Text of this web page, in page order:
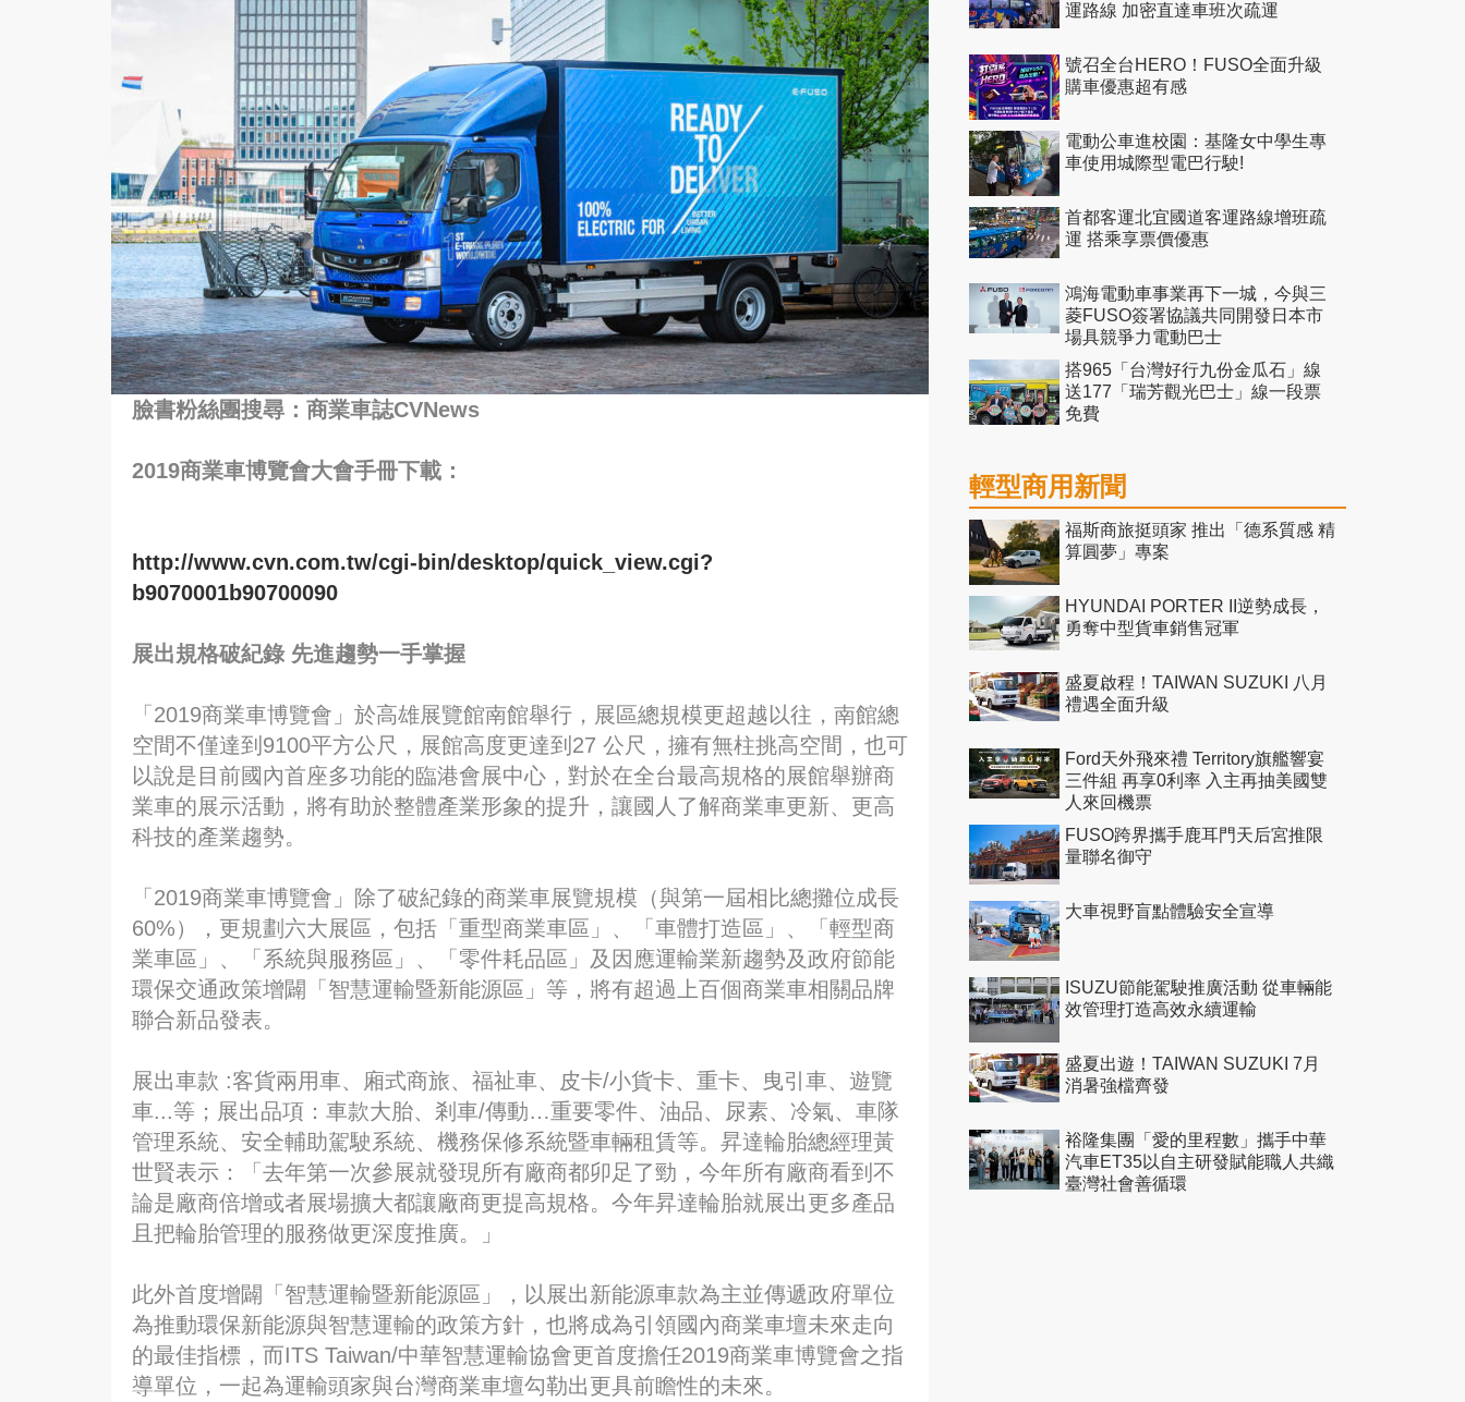
臉書粉絲團搜尋：商業車誌CVNews
2019商業車博覽會大會手冊下載：
http://www.cvn.com.tw/cgi-bin/desktop/quick_view.cgi?
b9070001b90700090
展出規格破紀錄 先進趨勢一手掌握
「2019商業車博覽會」於高雄展覽館南館舉行，展區總規模更超越以往，南館總
空間不僅達到9100平方公尺，展館高度更達到27 公尺，擁有無柱挑高空間，也可
以說是目前國內首座多功能的臨港會展中心，對於在全台最高規格的展館舉辦商
業車的展示活動，將有助於整體產業形象的提升，讓國人了解商業車更新、更高
科技的產業趨勢。
「2019商業車博覽會」除了破紀錄的商業車展覽規模（與第一屆相比總攤位成長
60%），更規劃六大展區，包括「重型商業車區」、「車體打造區」、「輕型商
業車區」、「系統與服務區」、「零件耗品區」及因應運輸業新趨勢及政府節能
環保交通政策增闢「智慧運輸暨新能源區」等，將有超過上百個商業車相關品牌
聯合新品發表。
展出車款 :客貨兩用車、廂式商旅、福祉車、皮卡/小貨卡、重卡、曳引車、遊覽
車...等；展出品項：車款大胎、剎車/傳動…重要零件、油品、尿素、冷氣、車隊
管理系統、安全輔助駕駛系統、機務保修系統暨車輛租賃等。昇達輪胎總經理黃
世賢表示：「去年第一次參展就發現所有廠商都卯足了勁，今年所有廠商看到不
論是廠商倍增或者展場擴大都讓廠商更提高規格。今年昇達輪胎就展出更多產品
且把輪胎管理的服務做更深度推廣。」
此外首度增闢「智慧運輸暨新能源區」，以展出新能源車款為主並傳遞政府單位
為推動環保新能源與智慧運輸的政策方針，也將成為引領國內商業車壇未來走向
的最佳指標，而ITS Taiwan/中華智慧運輸協會更首度擔任2019商業車博覽會之指
導單位，一起為運輸頭家與台灣商業車壇勾勒出更具前瞻性的未來。
運路線 加密直達車班次疏運
號召全台HERO！FUSO全面升級
購車優惠超有感
電動公車進校園：基隆女中學生專
車使用城際型電巴行駛!
首都客運北宜國道客運路線增班疏
運 搭乘享票價優惠
鴻海電動車事業再下一城，今與三
菱FUSO簽署協議共同開發日本市
場具競爭力電動巴士
搭965「台灣好行九份金瓜石」線
送177「瑞芳觀光巴士」線一段票
免費
輕型商用新聞
福斯商旅挺頭家 推出「德系質感 精
算圓夢」專案
HYUNDAI PORTER II逆勢成長，
勇奪中型貨車銷售冠軍
盛夏啟程！TAIWAN SUZUKI 八月
禮遇全面升級
Ford天外飛來禮 Territory旗艦響宴
三件組 再享0利率 入主再抽美國雙
人來回機票
FUSO跨界攜手鹿耳門天后宮推限
量聯名御守
大車視野盲點體驗安全宣導
ISUZU節能駕駛推廣活動 從車輛能
效管理打造高效永續運輸
盛夏出遊！TAIWAN SUZUKI 7月
消暑強檔齊發
裕隆集團「愛的里程數」攜手中華
汽車ET35以自主研發賦能職人共織
臺灣社會善循環